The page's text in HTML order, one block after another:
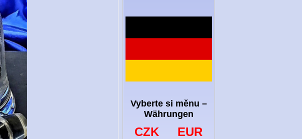
Vyberte si měnu –
Währungen
CZK EUR